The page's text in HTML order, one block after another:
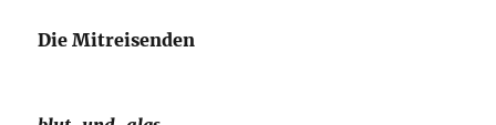
Die Mitreisenden